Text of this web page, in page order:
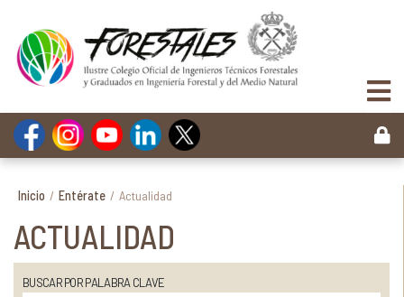
Inicio / Entérate / Actualidad
ACTUALIDAD
BUSCAR POR PALABRA CLAVE